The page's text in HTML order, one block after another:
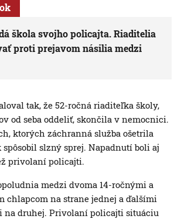
škola svojho policajta. Riaditelia
proti prejavom násilia medzi
tak, že 52-ročná riaditeľka školy,
od seba oddeliť, skončila v nemocnici.
ktorých záchranná služba ošetrila
slzný sprej. Napadnutí boli aj
privolaní policajti.
medzi dvoma 14-ročnými a
chlapcom na strane jednej a ďalšími
na druhej. Privolaní policajti situáciu